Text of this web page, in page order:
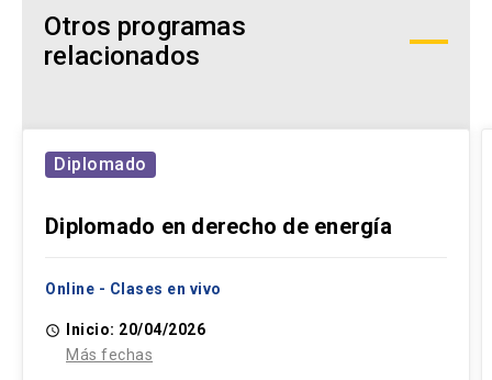
Otros programas
relacionados
Diplomado
Diplomado en derecho de energía
Online - Clases en vivo
access_time
Inicio: 20/04/2026
Más fechas